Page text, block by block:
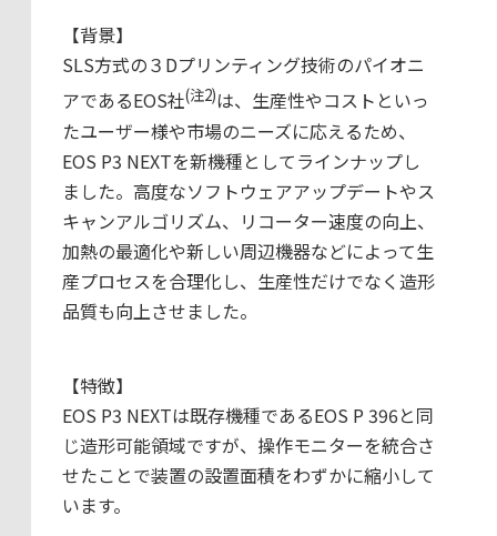
【背景】
SLS方式の３Dプリンティング技術のパイオニ
アであるEOS社(注2)は、生産性やコストといっ
たユーザー様や市場のニーズに応えるため、
EOS P3 NEXTを新機種としてラインナップし
ました。高度なソフトウェアアップデートやス
キャンアルゴリズム、リコーター速度の向上、
加熱の最適化や新しい周辺機器などによって生
産プロセスを合理化し、生産性だけでなく造形
品質も向上させました。
【特徴】
EOS P3 NEXTは既存機種であるEOS P 396と同
じ造形可能領域ですが、操作モニターを統合さ
せたことで装置の設置面積をわずかに縮小して
います。